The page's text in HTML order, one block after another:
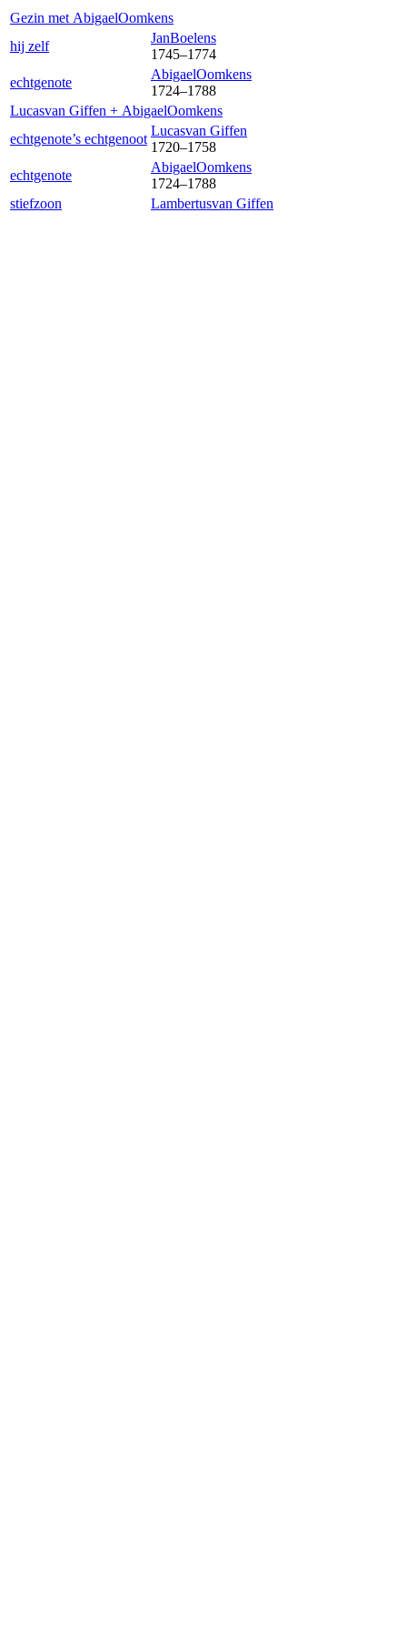
Gezin met AbigaelOomkens
hij zelf
JanBoelens
1745–1774
echtgenote
AbigaelOomkens
1724–1788
Lucasvan Giffen + AbigaelOomkens
echtgenote’s echtgenoot
Lucasvan Giffen
1720–1758
echtgenote
AbigaelOomkens
1724–1788
stiefzoon
Lambertusvan Giffen